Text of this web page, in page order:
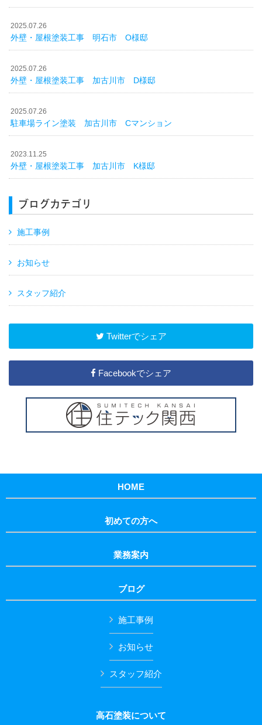
2025.07.26
外壁・屋根塗装工事 明石市 O様邸
2025.07.26
外壁・屋根塗装工事 加古川市 D様邸
2025.07.26
駐車場ライン塗装 加古川市 Cマンション
2023.11.25
外壁・屋根塗装工事 加古川市 K様邸
ブログカテゴリ
施工事例
お知らせ
スタッフ紹介
Twitterでシェア
Facebookでシェア
HOME
初めての方へ
業務案内
ブログ
施工事例
お知らせ
スタッフ紹介
高石塗装について